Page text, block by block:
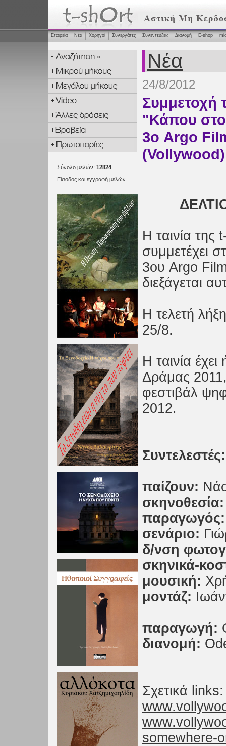
Εταιρεία Νέα Χορηγοί Συνεργάτες Συνεντεύξεις Διανομή Ε-shop
Σύνολο μελών: 12824
Είσοδος και εγγραφή μελών
Νέα
24/8/2012
Συμμετοχή
"Κάπου
3ο Argo
(Vollywood)
Η ταινία
συμμετέχει
3ου Argo
διεξάγεται
Η τελετή
25/8.
Η ταινία
Δράμας
φεστιβάλ
2012.
Συντελεστές:
παίζουν:
σκηνοθεσία:
παραγωγός:
σενάριο:
δ/νση
σκηνικά-
μουσική:
μοντάζ:
παραγωγή:
διανομή:
Σχετικά links:
somewhere-